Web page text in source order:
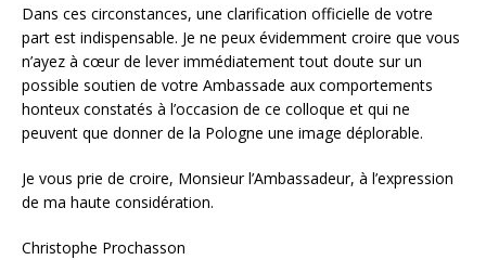
Dans ces circonstances, une clarification officielle de votre
part est indispensable. Je ne peux évidemment croire que vous
n’ayez à cœur de lever immédiatement tout doute sur un
possible soutien de votre Ambassade aux comportements
honteux constatés à l’occasion de ce colloque et qui ne
peuvent que donner de la Pologne une image déplorable.
Je vous prie de croire, Monsieur l’Ambassadeur, à l’expression
de ma haute considération.
Christophe Prochasson